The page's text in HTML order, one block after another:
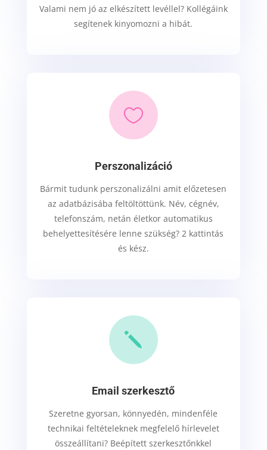
Valami nem jó az elkészített levéllel? Kollégáink
segítenek kinyomozni a hibát.

Perszonalizáció
Bármit tudunk perszonalizálni amit előzetesen
az adatbázisába feltöltöttünk. Név, cégnév,
telefonszám, netán életkor automatikus
behelyettesítésére lenne szükség? 2 kattintás
és kész.
j
Email szerkesztő
Szeretne gyorsan, könnyedén, mindenféle
technikai feltételeknek megfelelő hírlevelet
összeállítani? Beépített szerkesztőnkkel